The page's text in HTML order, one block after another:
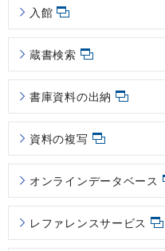
入館
蔵書検索
書庫資料の出納
資料の複写
オンラインデータベース
レファレンスサービス